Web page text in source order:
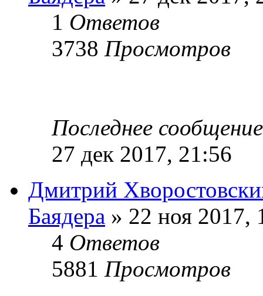
1 Ответов
3738 Просмотров
Последнее
27 дек 2017, 21:56
Дмитрий
Баядера » 22 ноя 2017,
4 Ответов
5881 Просмотров